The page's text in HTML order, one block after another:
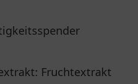
Fruchtextrakt